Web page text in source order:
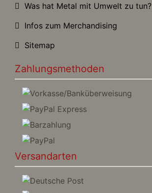
Was hat Metal mit Umwelt zu tun?
Infos zum Merchandising
Sitemap
Zahlungsmethoden
Versandarten